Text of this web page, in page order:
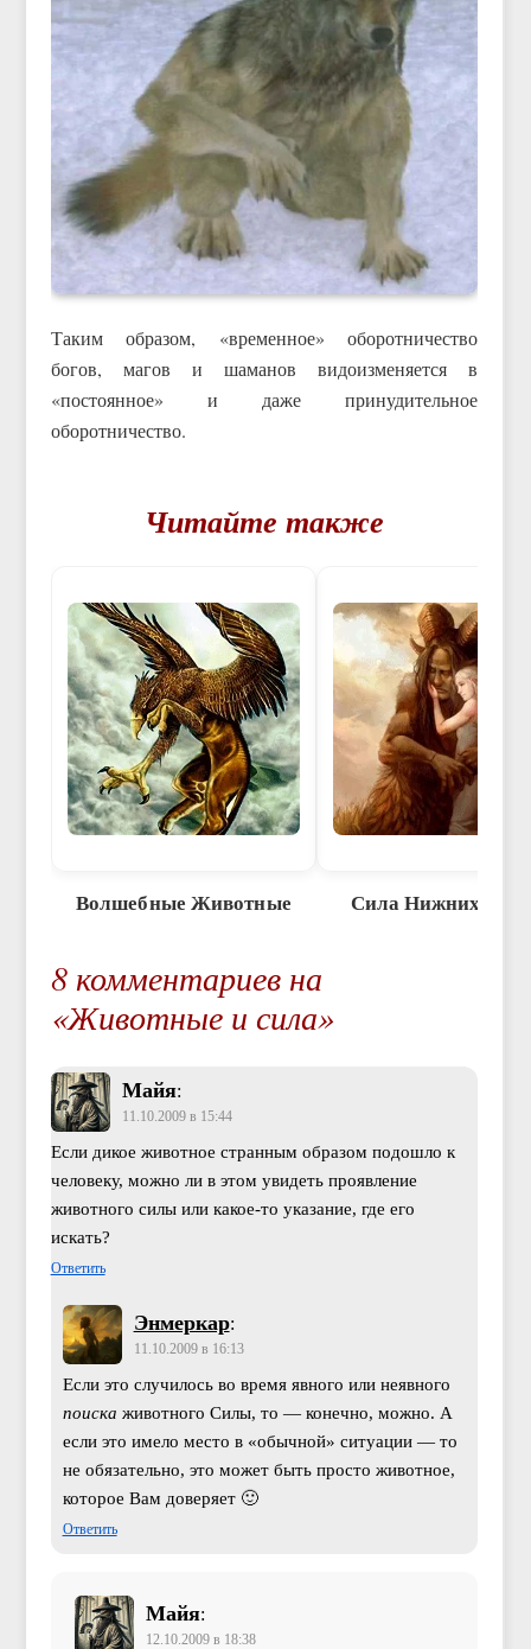
Таким образом, «временное» оборотничество
богов, магов и шаманов видоизменяется в
«постоянное» и даже принудительное
оборотничество.
Читайте также
Волшебные Животные Сила Нижних
8 комментариев на
«Животные и сила»
Майя:
11.10.2009 в 15:44
Если дикое животное странным образом подошло к
человеку, можно ли в этом увидеть проявление
животного силы или какое-то указание, где его
искать?
Ответить
Энмеркар:
11.10.2009 в 16:13
Если это случилось во время явного или неявного
поиска животного Силы, то — конечно, можно. А
если это имело место в «обычной» ситуации — то
не обязательно, это может быть просто животное,
которое Вам доверяет 🙂
Ответить
Майя:
12.10.2009 в 18:38